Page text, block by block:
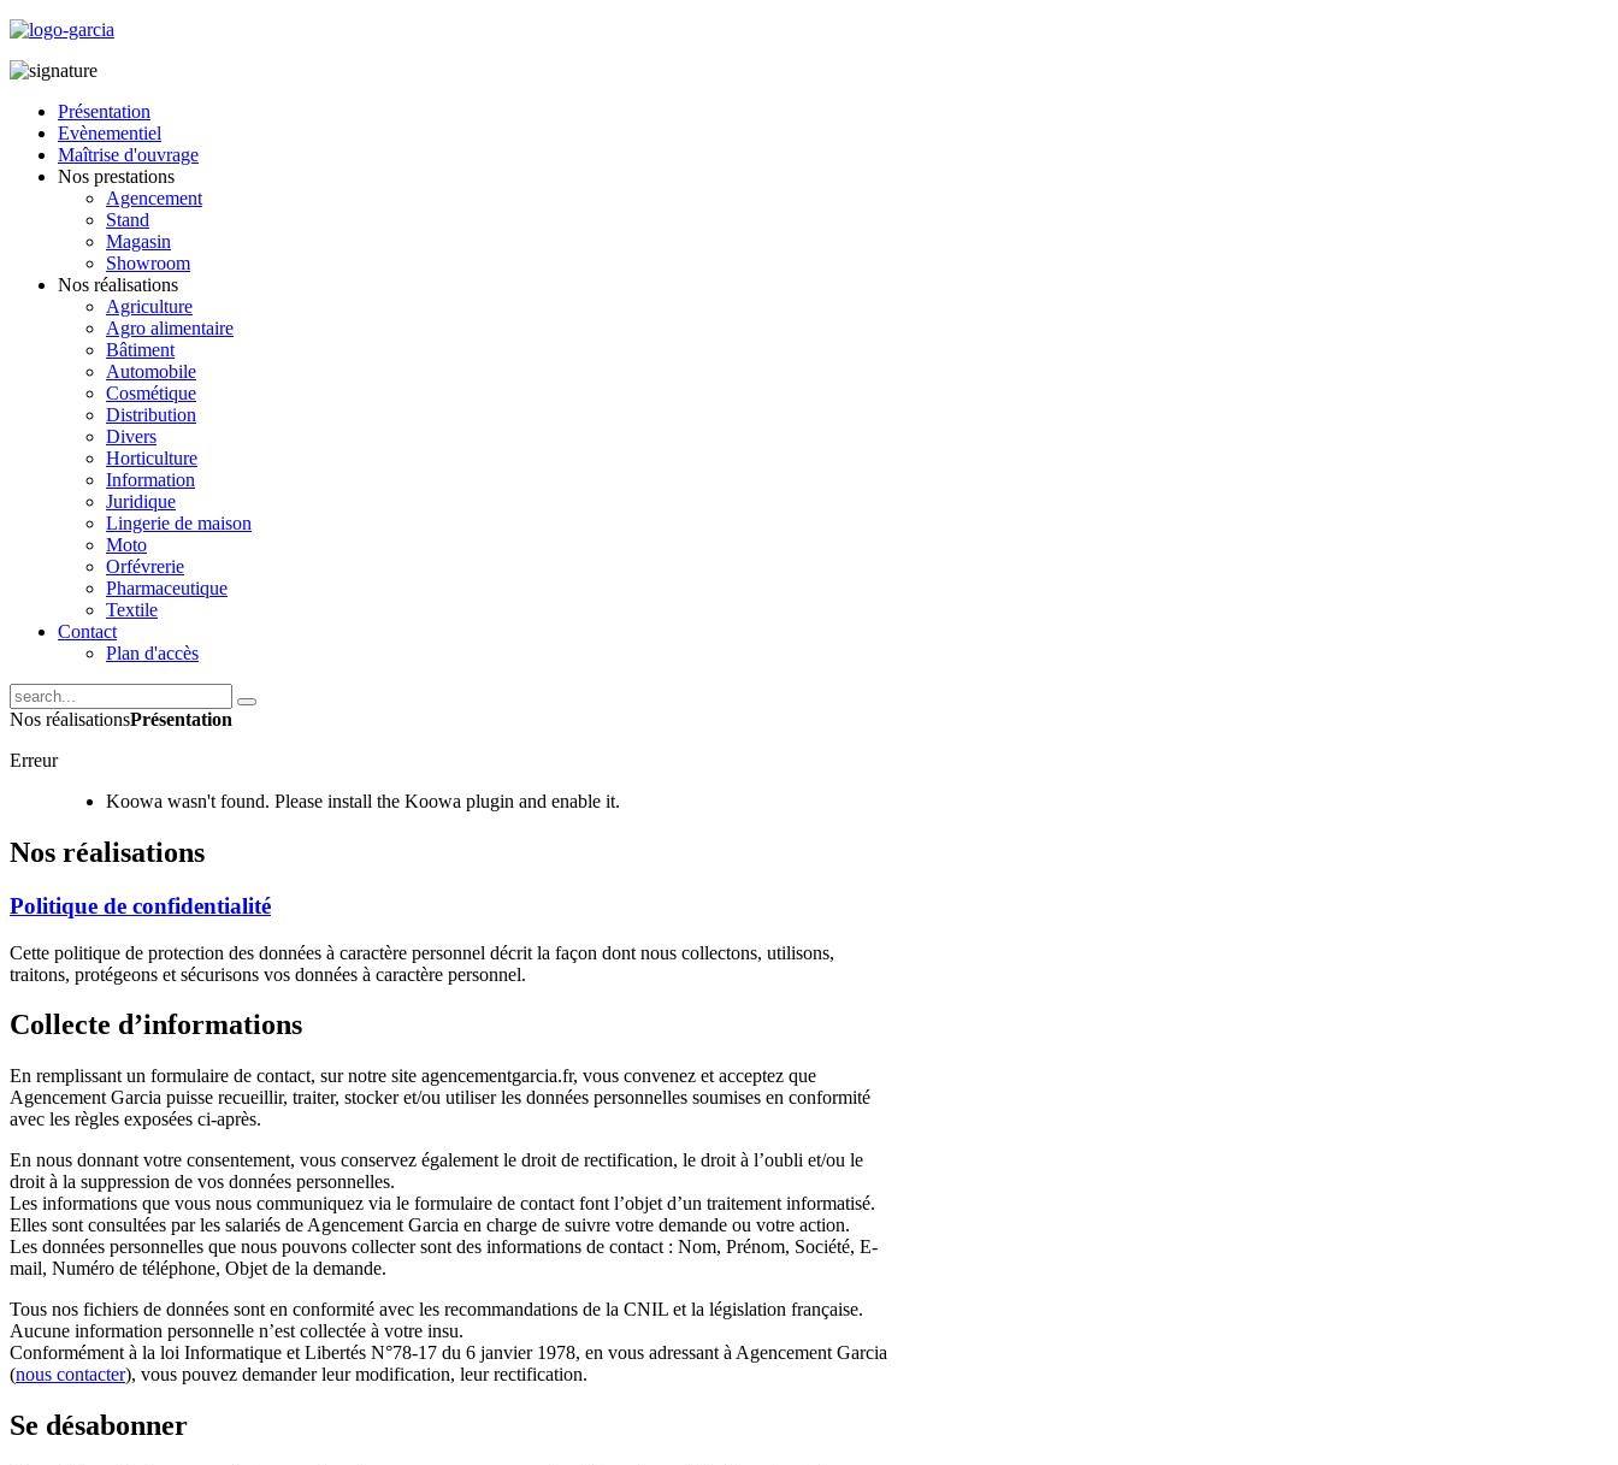
Présentation
Evènementiel
Maîtrise d'ouvrage
Nos prestations
Agencement
Stand
Magasin
Showroom
Nos réalisations
Agriculture
Agro alimentaire
Bâtiment
Automobile
Cosmétique
Distribution
Divers
Horticulture
Information
Juridique
Lingerie de maison
Moto
Orfévrerie
Pharmaceutique
Textile
Contact
Plan d'accès
Nos réalisationsPrésentation
Erreur
Koowa wasn't found. Please install the Koowa plugin and enable it.
Nos réalisations
Politique de confidentialité
Cette politique de protection des données à caractère personnel décrit la façon dont nous collectons, utilisons,
traitons, protégeons et sécurisons vos données à caractère personnel.
Collecte d’informations
En remplissant un formulaire de contact, sur notre site agencementgarcia.fr, vous convenez et acceptez que
Agencement Garcia puisse recueillir, traiter, stocker et/ou utiliser les données personnelles soumises en conformité
avec les règles exposées ci-après.
En nous donnant votre consentement, vous conservez également le droit de rectification, le droit à l’oubli et/ou le
droit à la suppression de vos données personnelles.
Les informations que vous nous communiquez via le formulaire de contact font l’objet d’un traitement informatisé.
Elles sont consultées par les salariés de Agencement Garcia en charge de suivre votre demande ou votre action.
Les données personnelles que nous pouvons collecter sont des informations de contact : Nom, Prénom, Société, E-
mail, Numéro de téléphone, Objet de la demande.
Tous nos fichiers de données sont en conformité avec les recommandations de la CNIL et la législation française.
Aucune information personnelle n’est collectée à votre insu.
Conformément à la loi Informatique et Libertés N°78-17 du 6 janvier 1978, en vous adressant à Agencement Garcia
(nous contacter), vous pouvez demander leur modification, leur rectification.
Se désabonner